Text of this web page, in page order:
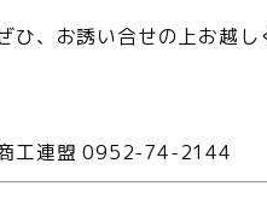
ひ、お誘い合せの上お越し
商工連盟 0952-74-2144